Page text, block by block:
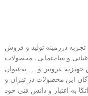
درزمینه تولید و فروش
و ساختمانی، محصولات
عروس و … به‌عنوان
این محصولات در تهران و
به اعتبار و دانش فنی خود